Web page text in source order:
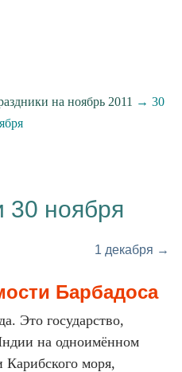
на ноябрь 2011 → 30
30 ноября
1 декабря →
Барбадоса
Это государство,
на одноимённом
Карибского моря,